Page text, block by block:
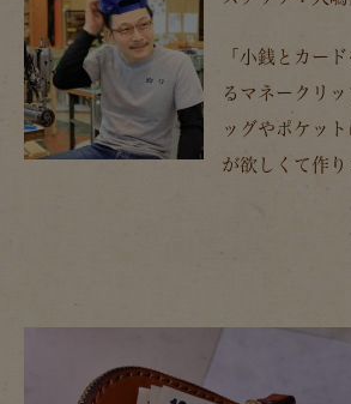
「小銭とカー
るマネークリ
ッグやポケッ
が欲しくて作り